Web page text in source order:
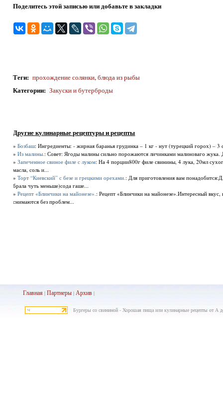
Поделитесь этой записью или добавьте в закладки
Теги: прохождение солянки,блюда из рыбы
Категории: Закуски и бутерброды
Другие кулинарные рецептуры и рецепты
»Бозбаш: Ингредиенты: - жирная баранья грудинка – 1 кг - нут (турецкий горох) – 3
»Из малины. : Совет: Ягоды малины сильно порожаются личинками малиноваго
»Запеченное свиное филе с луком: На 4 порции800г филе свинины, 4 лука, 20мл
масла, соль и...
»Торт “Киевский” с безе и грецкими орехами. : Для приготовления вам
брала чуть меньше)сода гаше...
»Рецепт «Блинчики на майонезе». : Рецепт «Блинчики на майонезе».Интересный вкус,
снимаются без проблем...
Главная |Партнеры |Архив |
Бургеры со свининой - Хорошая пища или кулинарные рецепты от А